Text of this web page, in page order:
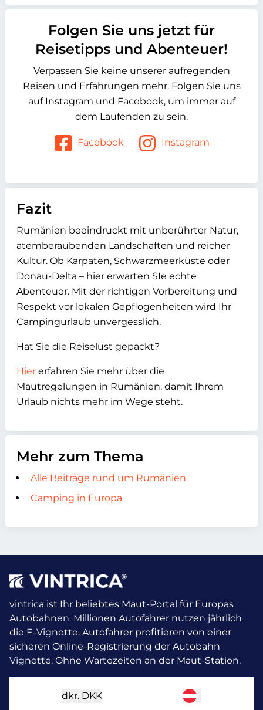
Folgen Sie uns jetzt für
Reisetipps und Abenteuer!
Verpassen Sie keine unserer aufregenden
Reisen und Erfahrungen mehr. Folgen Sie uns
auf Instagram und Facebook, um immer auf
dem Laufenden zu sein.
Facebook Instagram
Fazit
Rumänien beeindruckt mit unberührter Natur,
atemberaubenden Landschaften und reicher
Kultur. Ob Karpaten, Schwarzmeerküste oder
Donau-Delta – hier erwarten SIe echte
Abenteuer. Mit der richtigen Vorbereitung und
Respekt vor lokalen Gepflogenheiten wird Ihr
Campingurlaub unvergesslich.
Hat Sie die Reiselust gepackt?
Hier erfahren Sie mehr über die
Mautregelungen in Rumänien, damit Ihrem
Urlaub nichts mehr im Wege steht.
Mehr zum Thema
Alle Beiträge rund um Rumänien
Camping in Europa
vintrica ist Ihr beliebtes Maut-Portal für Europas
Autobahnen. Millionen Autofahrer nutzen jährlich
die E-Vignette. Autofahrer profitieren von einer
sicheren Online-Registrierung der Autobahn
Vignette. Ohne Wartezeiten an der Maut-Station.
dkr. DKK